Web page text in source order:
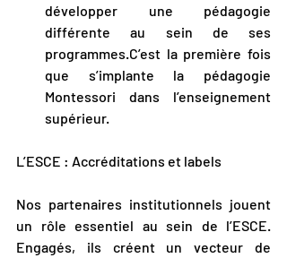
développer une pédagogie
différente au sein de ses
programmes.C’est la première fois
que s’implante la pédagogie
Montessori dans l’enseignement
supérieur.
L’ESCE : Accréditations et labels
Nos partenaires institutionnels jouent
un rôle essentiel au sein de l’ESCE.
Engagés, ils créent un vecteur de